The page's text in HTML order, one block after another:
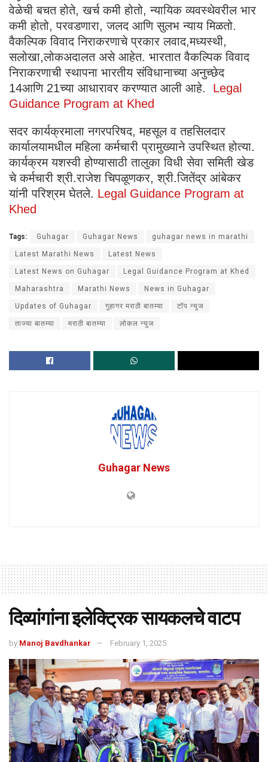
वेळेची बचत होते, खर्च कमी होतो, न्यायिक व्यवस्थेवरील भार
कमी होतो, परवडणारा, जलद आणि सुलभ न्याय मिळतो.
वैकल्पिक विवाद निराकरणाचे प्रकार लवाद,मध्यस्थी,
सलोखा,लोकअदालत असे आहेत. भारतात वैकल्पिक विवाद
निराकरणाची स्थापना भारतीय संविधानाच्या अनुच्छेद
14आणि 21च्या आधारावर करण्यात आली आहे. Legal
Guidance Program at Khed
सदर कार्यक्रमाला नगरपरिषद, महसूल व तहसिलदार
कार्यालयामधील महिला कर्मचारी प्रामुख्याने उपस्थित होत्या.
कार्यक्रम यशस्वी होण्यासाठी तालुका विधी सेवा समिती खेड
चे कर्मचारी श्री.राजेश चिपळूणकर, श्री.जितेंद्र आंबेकर
यांनी परिश्रम घेतले. Legal Guidance Program at
Khed
Tags: Guhagar Guhagar News guhagar news in marathi
Latest Marathi News Latest News
Latest News on Guhagar Legal Guidance Program at Khed
Maharashtra Marathi News News in Guhagar
Updates of Guhagar गुहागर मराठी बातम्या टॉप न्युज
ताज्या बातम्या मराठी बातम्या लोकल न्युज
Guhagar News
दिव्यांगांना इलेक्ट्रिक सायकलचे वाटप
by Manoj Bavdhankar February 1, 2025